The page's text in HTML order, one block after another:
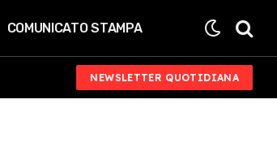
COMUNICATO STAMPA
NEWSLETTER QUOTIDIANA